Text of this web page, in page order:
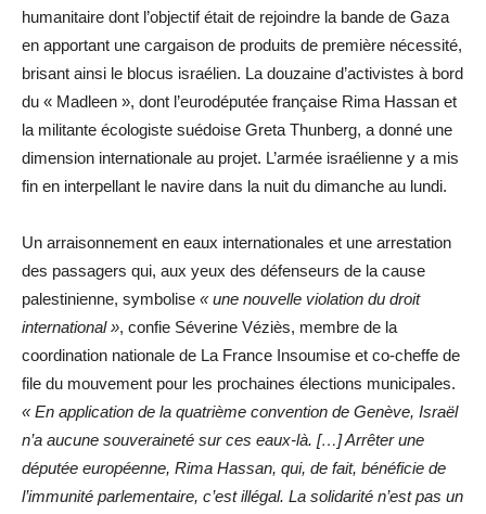
humanitaire dont l’objectif était de rejoindre la bande de Gaza
en apportant une cargaison de produits de première nécessité,
brisant ainsi le blocus israélien. La douzaine d’activistes à bord
du « Madleen », dont l’eurodéputée française Rima Hassan et
la militante écologiste suédoise Greta Thunberg, a donné une
dimension internationale au projet. L’armée israélienne y a mis
fin en interpellant le navire dans la nuit du dimanche au lundi.
Un arraisonnement en eaux internationales et une arrestation
des passagers qui, aux yeux des défenseurs de la cause
palestinienne, symbolise « une nouvelle violation du droit
international », confie Séverine Véziès, membre de la
coordination nationale de La France Insoumise et co-cheffe de
file du mouvement pour les prochaines élections municipales.
« En application de la quatrième convention de Genève, Israël
n’a aucune souveraineté sur ces eaux-là. […] Arrêter une
députée européenne, Rima Hassan, qui, de fait, bénéficie de
l’immunité parlementaire, c’est illégal. La solidarité n’est pas un